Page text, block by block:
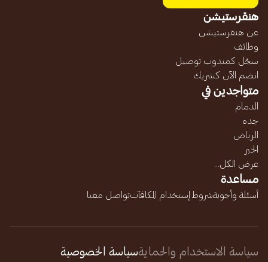
هنقرستيشن
عن هنقرستيشن
وظائف
سجّل كمندوب توصيل
انضم الآن كشريك
متواجدين في
الدمام
جده
الرياض
الخبر
عرض الكل...
مساعدة
أسئلة وأجوبةشروط إستخدام المكافآتتواصل معنا
سياسة الاستخدام والحمايةسياسة الخصوصية